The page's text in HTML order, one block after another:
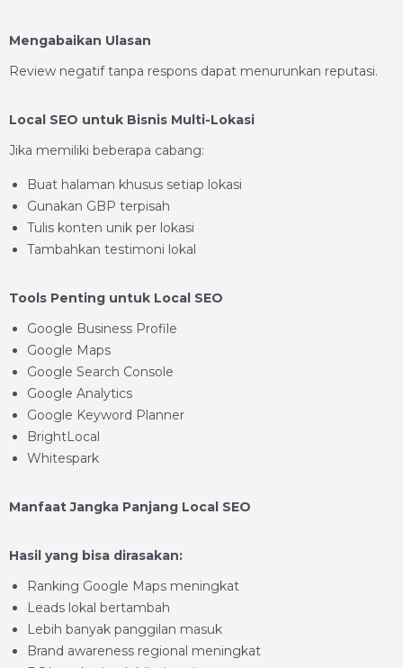
Mengabaikan Ulasan
Review negatif tanpa respons dapat menurunkan reputasi.
Local SEO untuk Bisnis Multi-Lokasi
Jika memiliki beberapa cabang:
Buat halaman khusus setiap lokasi
Gunakan GBP terpisah
Tulis konten unik per lokasi
Tambahkan testimoni lokal
Tools Penting untuk Local SEO
Google Business Profile
Google Maps
Google Search Console
Google Analytics
Google Keyword Planner
BrightLocal
Whitespark
Manfaat Jangka Panjang Local SEO
Hasil yang bisa dirasakan:
Ranking Google Maps meningkat
Leads lokal bertambah
Lebih banyak panggilan masuk
Brand awareness regional meningkat